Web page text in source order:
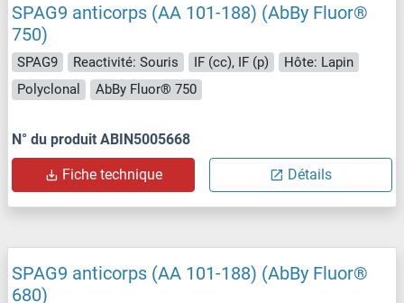
SPAG9 anticorps (AA 101-188) (AbBy Fluor®
750)
SPAG9 Reactivité: Souris IF (cc), IF (p)
Hôte: Lapin
Polyclonal
AbBy Fluor® 750
N° du produit ABIN5005668
Fiche technique Détails
SPAG9 anticorps (AA 101-188) (AbBy Fluor®
680)